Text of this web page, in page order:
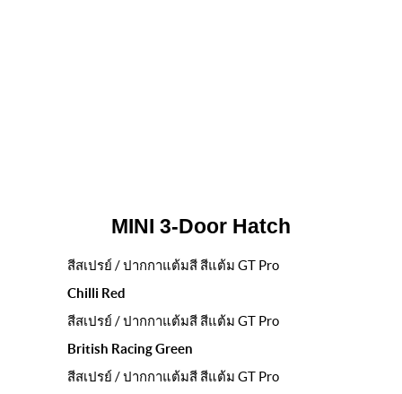
MINI 3-Door Hatch
สีสเปรย์ / ปากกาแต้มสี สีแต้ม GT Pro
Chilli Red
สีสเปรย์ / ปากกาแต้มสี สีแต้ม GT Pro
British Racing Green
สีสเปรย์ / ปากกาแต้มสี สีแต้ม GT Pro